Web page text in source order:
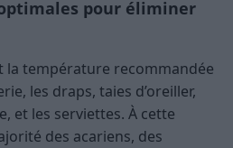
pour éliminer
la température recommandée
les draps, taies d’oreiller,
et les serviettes. À cette
des acariens, des